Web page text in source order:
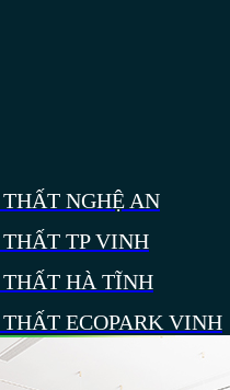
NGHỆ AN
TP VINH
HÀ TĨNH
ECOPARK VINH